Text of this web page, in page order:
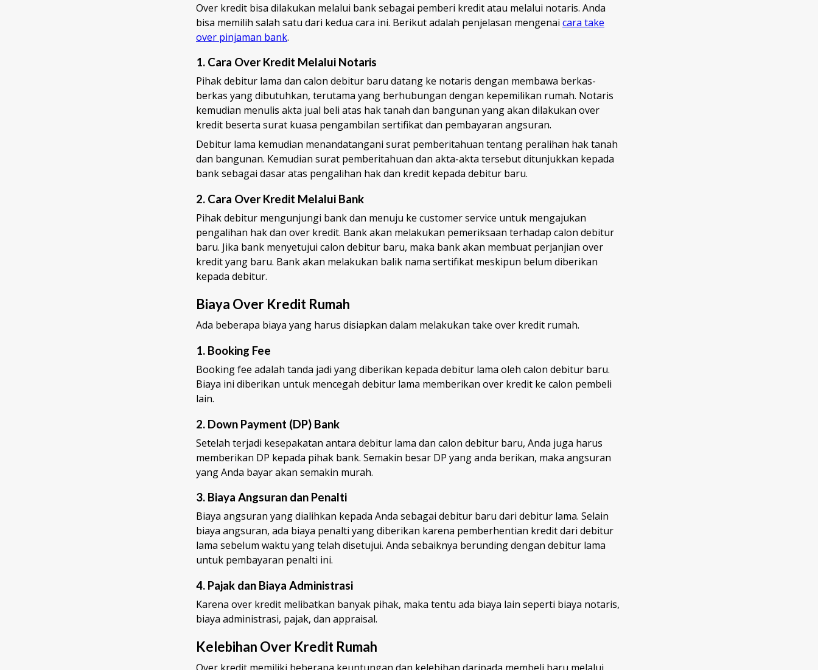
Over kredit bisa dilakukan melalui bank sebagai pemberi kredit atau melalui notaris. Anda
bisa memilih salah satu dari kedua cara ini. Berikut adalah penjelasan mengenai cara take
over pinjaman bank.
1. Cara Over Kredit Melalui Notaris
Pihak debitur lama dan calon debitur baru datang ke notaris dengan membawa berkas-
berkas yang dibutuhkan, terutama yang berhubungan dengan kepemilikan rumah. Notaris
kemudian menulis akta jual beli atas hak tanah dan bangunan yang akan dilakukan over
kredit beserta surat kuasa pengambilan sertifikat dan pembayaran angsuran.
Debitur lama kemudian menandatangani surat pemberitahuan tentang peralihan hak tanah
dan bangunan. Kemudian surat pemberitahuan dan akta-akta tersebut ditunjukkan kepada
bank sebagai dasar atas pengalihan hak dan kredit kepada debitur baru.
2. Cara Over Kredit Melalui Bank
Pihak debitur mengunjungi bank dan menuju ke customer service untuk mengajukan
pengalihan hak dan over kredit. Bank akan melakukan pemeriksaan terhadap calon debitur
baru. Jika bank menyetujui calon debitur baru, maka bank akan membuat perjanjian over
kredit yang baru. Bank akan melakukan balik nama sertifikat meskipun belum diberikan
kepada debitur.
Biaya Over Kredit Rumah
Ada beberapa biaya yang harus disiapkan dalam melakukan take over kredit rumah.
1. Booking Fee
Booking fee adalah tanda jadi yang diberikan kepada debitur lama oleh calon debitur baru.
Biaya ini diberikan untuk mencegah debitur lama memberikan over kredit ke calon pembeli
lain.
2. Down Payment (DP) Bank
Setelah terjadi kesepakatan antara debitur lama dan calon debitur baru, Anda juga harus
memberikan DP kepada pihak bank. Semakin besar DP yang anda berikan, maka angsuran
yang Anda bayar akan semakin murah.
3. Biaya Angsuran dan Penalti
Biaya angsuran yang dialihkan kepada Anda sebagai debitur baru dari debitur lama. Selain
biaya angsuran, ada biaya penalti yang diberikan karena pemberhentian kredit dari debitur
lama sebelum waktu yang telah disetujui. Anda sebaiknya berunding dengan debitur lama
untuk pembayaran penalti ini.
4. Pajak dan Biaya Administrasi
Karena over kredit melibatkan banyak pihak, maka tentu ada biaya lain seperti biaya notaris,
biaya administrasi, pajak, dan appraisal.
Kelebihan Over Kredit Rumah